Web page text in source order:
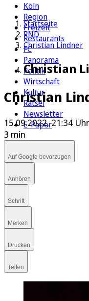
Köln
Region
Freizeit
Restaurants
FC
Panorama
Politik
Wirtschaft
Kultur
Rätsel
Newsletter
E-Paper
Startseite
RND
Christian Lindner
Christian
Christian
15.09.2022, 21:34 Uhr
3 min
Auf Google bevorzugen
Anhören
Schrift
Merken
Drucken
Teilen